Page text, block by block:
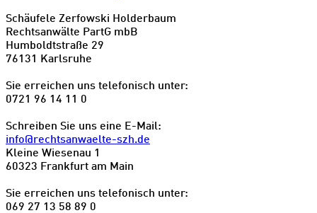
Schäufele Zerfowski Holderbaum
Rechtsanwälte PartG mbB
Humboldtstraße 29
76131 Karlsruhe
Sie erreichen uns telefonisch unter:
0721 96 14 11 0
Schreiben Sie uns eine E-Mail:
info@rechtsanwaelte-szh.de
Kleine Wiesenau 1
60323 Frankfurt am Main
Sie erreichen uns telefonisch unter:
069 27 13 58 89 0